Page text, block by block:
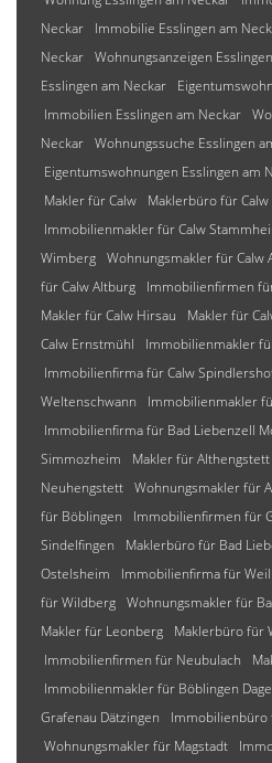
Neckar
Immobilie Esslingen am
Neckar Wohnungsanzeigen
Esslingen am Neckar
Immobilien Esslingen am Neckar
Neckar Wohnungssuche Esslingen
Eigentumswohnungen Esslingen am
Makler für Calw
Maklerbüro für
Immobilienmakler für Calw
Wimberg Wohnungsmakler für Calw
für Calw Altburg
Immobilienfirmen
Makler für Calw Hirsau
Makler für
Calw Ernstmühl
Immobilienmakler
Immobilienfirma für Calw
Weltenschwann
Immobilienmakler
Immobilienfirma für Bad Liebenzell
Simmozheim
Makler für Althengstett
Neuhengstett Wohnungsmakler für
für Böblingen
Immobilienfirmen für
Sindelfingen
Maklerbüro für Bad
Ostelsheim
Immobilienfirma für
für Wildberg Wohnungsmakler für
Makler für Leonberg
Maklerbüro für
Immobilienfirmen für Neubulach
Immobilienmakler für Böblingen
Grafenau Dätzingen
Immobilienbüro
Wohnungsmakler für Magstadt